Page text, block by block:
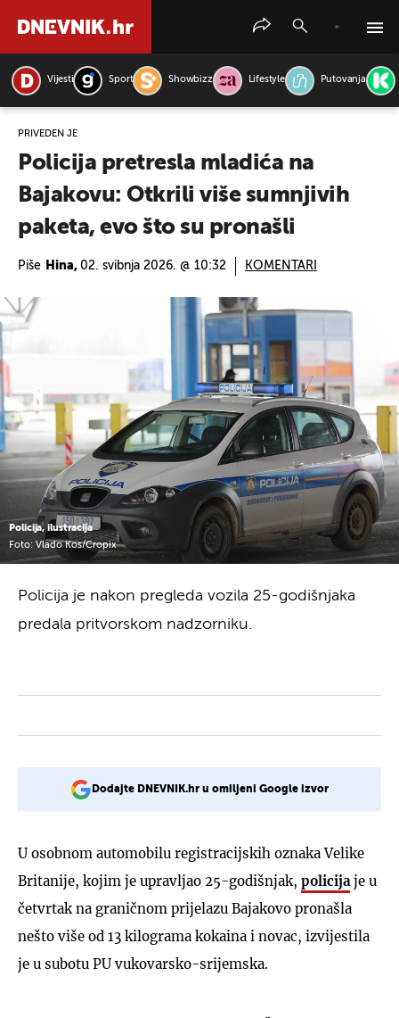
Vijesti Sport Showbizz Lifestyle Putovanja
PRIVEDEN JE
Policija pretresla mladića na
Bajakovu: Otkrili više sumnjivih
paketa, evo što su pronašli
Piše Hina, 02. svibnja 2026. @ 10:32 KOMENTARI
Policija, ilustracija
Foto: Vlado Kos/Cropix
Policija je nakon pregleda vozila 25-godišnjaka
predala pritvorskom nadzorniku.
Dodajte DNEVNIK.hr u omiljeni Google izvor
U osobnom automobilu registracijskih oznaka Velike
Britanije, kojim je upravljao 25-godišnjak, policija je u
četvrtak na graničnom prijelazu Bajakovo pronašla
nešto više od 13 kilograma kokaina i novac, izvijestila
je u subotu PU vukovarsko-srijemska.
PRETRAŽITE VIJESTI